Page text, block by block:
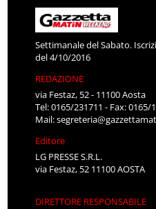
Settimanale del Sabato.
del 4/10/2016
REDAZIONE
via Festaz, 52 - 11100 Aosta
Tel: 0165/231711 - Fax: 0165/
Mail:
Editore
LG PRESSE S.R.L.
via Festaz, 52 11100 AOSTA
DIRETTORE RESPONSABILE